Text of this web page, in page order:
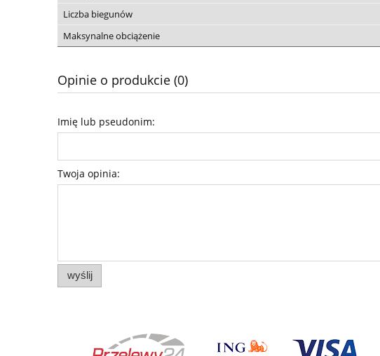
Liczba biegunów
Maksynalne obciążenie
Opinie o produkcie (0)
Imię lub pseudonim:
Twoja opinia:
wyślij